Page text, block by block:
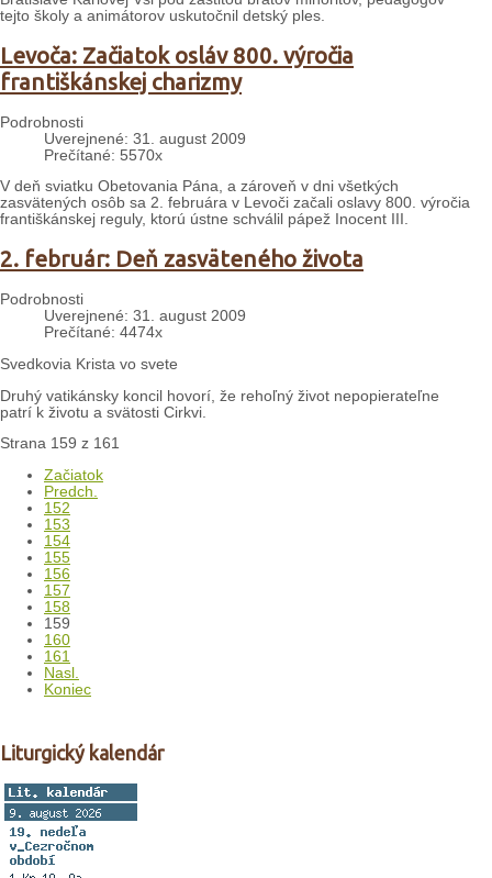
tejto školy a animátorov uskutočnil detský ples.
Levoča: Začiatok osláv 800. výročia
františkánskej charizmy
Podrobnosti
Uverejnené: 31. august 2009
Prečítané: 5570x
V deň sviatku Obetovania Pána, a zároveň v dni všetkých
zasvätených osôb sa 2. februára v Levoči začali oslavy 800. výročia
františkánskej reguly, ktorú ústne schválil pápež Inocent III.
2. február: Deň zasväteného života
Podrobnosti
Uverejnené: 31. august 2009
Prečítané: 4474x
Svedkovia Krista vo svete
Druhý vatikánsky koncil hovorí, že rehoľný život nepopierateľne
patrí k životu a svätosti Cirkvi.
Strana 159 z 161
Začiatok
Predch.
152
153
154
155
156
157
158
159
160
161
Nasl.
Koniec
Liturgický kalendár